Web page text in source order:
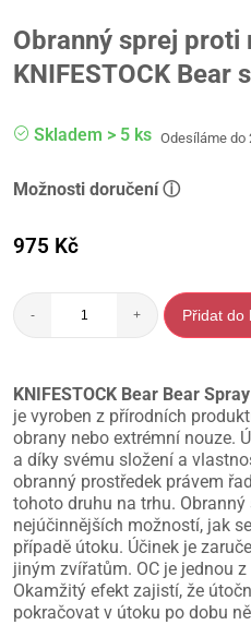
Obranný sprej proti
KNIFESTOCK Bear
Skladem > 5 ks Odesíláme do
Možnosti doručení ⓘ
975 Kč
- + Přidat do
KNIFESTOCK Bear Bear
je vyroben z přírodních
obrany nebo extrémní nouze.
a díky svému složení a
obranný prostředek právem
tohoto druhu na trhu. Obranný
nejúčinnějších možností, jak
případě útoku. Účinek je
jiným zvířatům. OC je jednou
Okamžitý efekt zajistí, že
pokračovat v útoku po dobu